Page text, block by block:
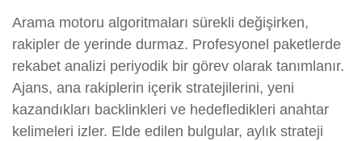
Arama motoru algoritmaları sürekli değişirken,
rakipler de yerinde durmaz. Profesyonel paketlerde
rekabet analizi periyodik bir görev olarak tanımlanır.
Ajans, ana rakiplerin içerik stratejilerini, yeni
kazandıkları backlinkleri ve hedefledikleri anahtar
kelimeleri izler. Elde edilen bulgular, aylık strateji